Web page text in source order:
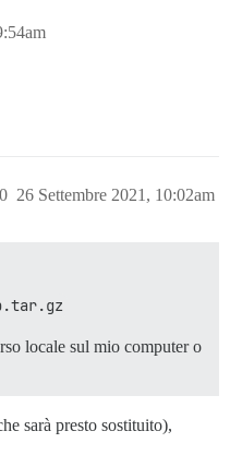
26 Settembre 2021, 10:02am
locale sul mio computer o
sarà presto sostituito),